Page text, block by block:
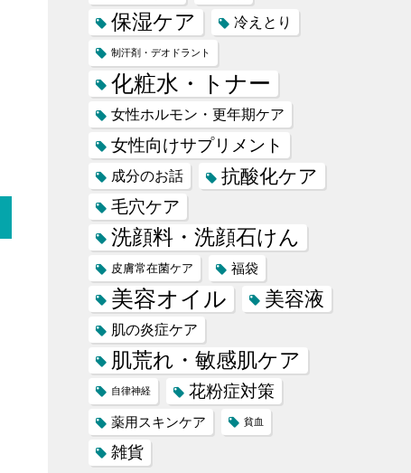
保湿ケア 冷えとり
制汗剤・デオドラント
化粧水・トナー
女性ホルモン・更年期ケア
女性向けサプリメント
成分のお話 抗酸化ケア
毛穴ケア
洗顔料・洗顔石けん
皮膚常在菌ケア 福袋
美容オイル 美容液
肌の炎症ケア
肌荒れ・敏感肌ケア
自律神経 花粉症対策
薬用スキンケア 貧血
雑貨